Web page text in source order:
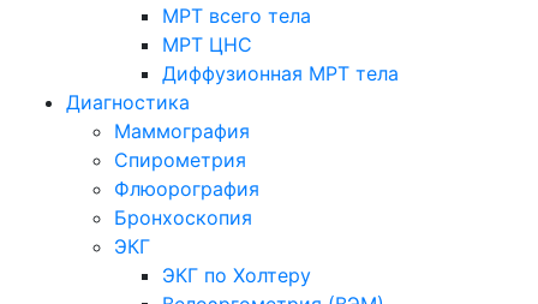
МРТ всего тела
МРТ ЦНС
Диффузионная МРТ тела
Диагностика
Маммография
Спирометрия
Флюорография
Бронхоскопия
ЭКГ
ЭКГ по Холтеру